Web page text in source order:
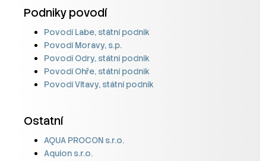
Podniky povodí
Povodí Labe, státní podnik
Povodí Moravy, s.p.
Povodí Odry, státní podnik
Povodí Ohře, státní podnik
Povodí Vltavy, státní podnik
Ostatní
AQUA PROCON s.r.o.
Aquion s.r.o.